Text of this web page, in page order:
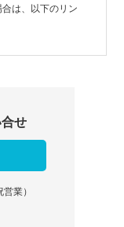
は、以下のリン
せ
業）